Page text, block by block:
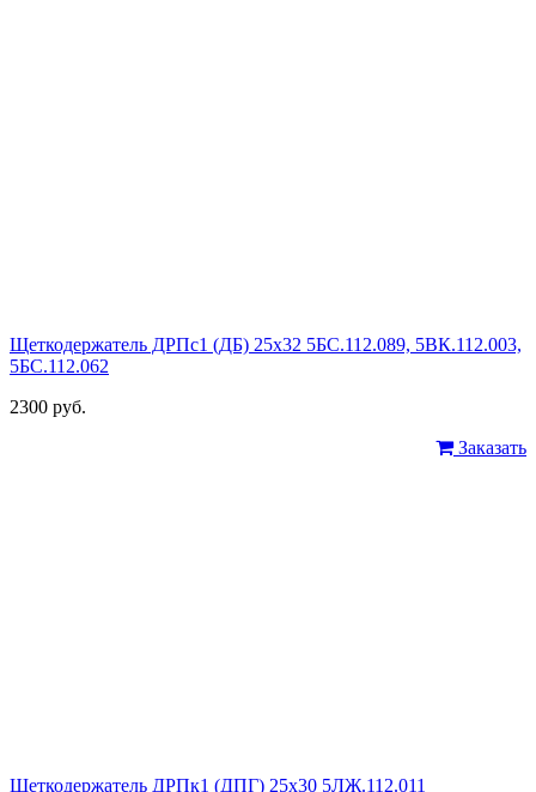
Щеткодержатель ДРПс1 (ДБ) 25х32 5БС.112.089, 5ВК.112.003,
5БС.112.062
2300 руб.
Заказать
Щеткодержатель ДРПк1 (ДПГ) 25х30 5ЛЖ.112.011